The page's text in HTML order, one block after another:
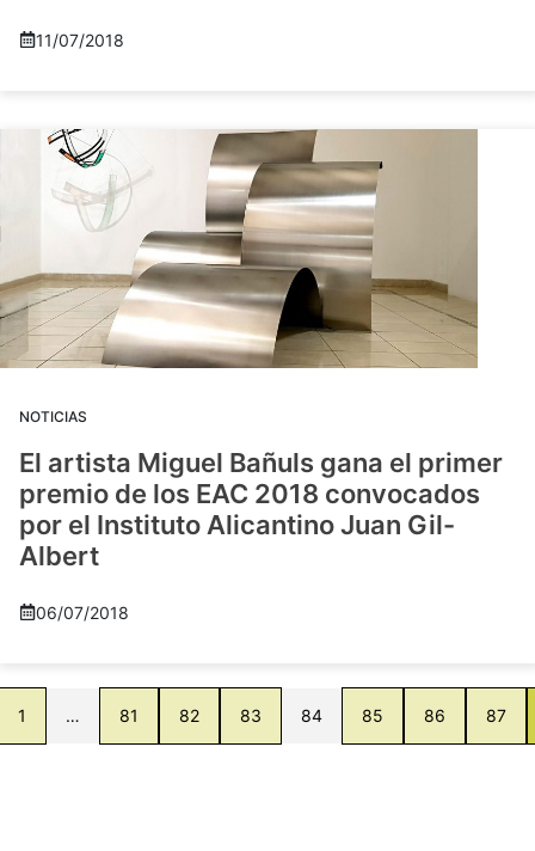
11/07/2018
NOTICIAS
El artista Miguel Bañuls gana el primer
premio de los EAC 2018 convocados
por el Instituto Alicantino Juan Gil-
Albert
06/07/2018
1 … 81 82 83 84 85 86 87